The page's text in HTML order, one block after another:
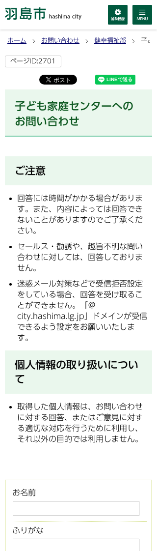
ホーム お問い合わせ 健幸福祉部 子ど
ページID:2701
子ども家庭センターへの
お問い合わせ
ご注意
回答には時間がかかる場合がありま
す。また、内容によっては回答でき
ないことがありますのでご了承くだ
さい。
セールス・勧誘や、趣旨不明な問い
合わせに対しては、回答しておりま
せん。
迷惑メール対策などで受信拒否設定
をしている場合、回答を受け取るこ
とができません。「＠
city.hashima.lg.jp」ドメインが受信
できるよう設定をお願いいたしま
す。
個人情報の取り扱いについ
て
取得した個人情報は、お問い合わせ
に対する回答、またはご意見に対す
る適切な対応を行うために利用し、
それ以外の目的では利用しません。
お名前
ふりがな